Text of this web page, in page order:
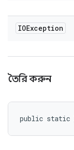
IOException
তৈরি করুন
public static